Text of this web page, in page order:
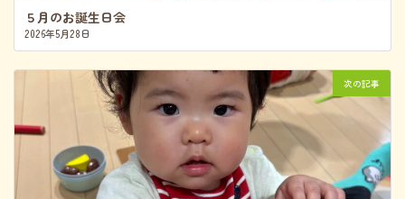
５月のお誕生日会
2026年5月28日
次の記事